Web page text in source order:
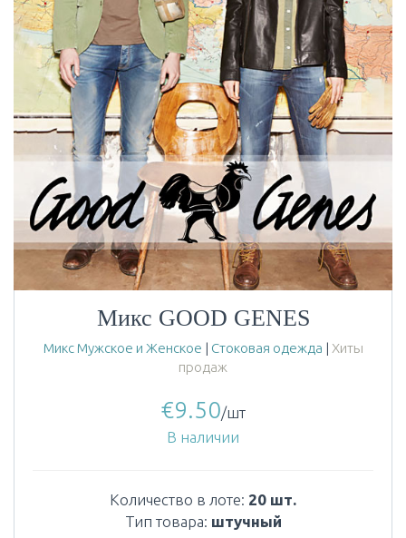
Микс GOOD GENES
Микс Мужское и Женское | Стоковая одежда | Хиты
продаж
€9.50/шт
В наличии
Количество в лоте: 20 шт.
Тип товара: штучный